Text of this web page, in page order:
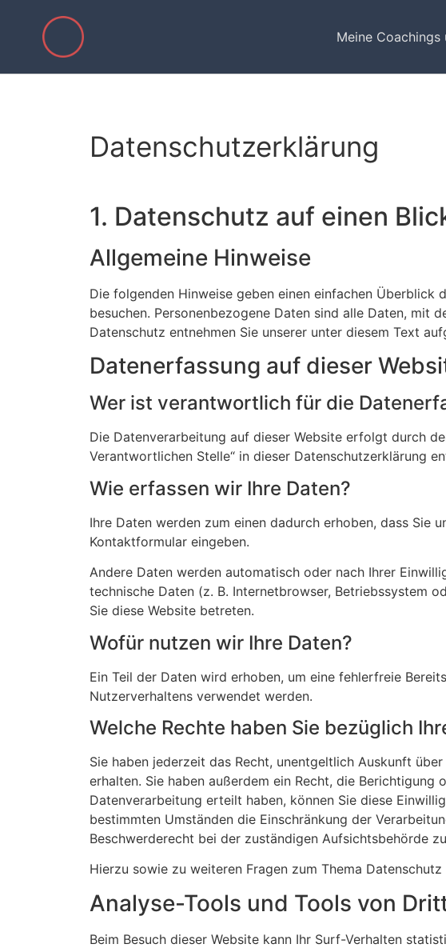
Meine Coachings
Datenschutz­erklärung
1. Datenschutz auf einen
Allgemeine Hinweise
Die folgenden Hinweise geben einen einfachen Überblick
besuchen. Personenbezogene Daten sind alle Daten, mit
Datenschutz entnehmen Sie unserer unter diesem Text
Datenerfassung auf dieser
Wer ist verantwortlich für die
Die Datenverarbeitung auf dieser Website erfolgt durch
Verantwortlichen Stelle“ in dieser Datenschutzerklärung
Wie erfassen wir Ihre Daten?
Ihre Daten werden zum einen dadurch erhoben, dass Sie
Kontaktformular eingeben.
Andere Daten werden automatisch oder nach Ihrer
technische Daten (z. B. Internetbrowser, Betriebssystem
Sie diese Website betreten.
Wofür nutzen wir Ihre Daten?
Ein Teil der Daten wird erhoben, um eine fehlerfreie
Nutzerverhaltens verwendet werden.
Welche Rechte haben Sie bezüglich
Sie haben jederzeit das Recht, unentgeltlich Auskunft
erhalten. Sie haben außerdem ein Recht, die
Datenverarbeitung erteilt haben, können Sie diese
bestimmten Umständen die Einschränkung der
Beschwerderecht bei der zuständigen Aufsichtsbehörde
Hierzu sowie zu weiteren Fragen zum Thema
Analyse-Tools und Tools von
Beim Besuch dieser Website kann Ihr Surf-Verhalten